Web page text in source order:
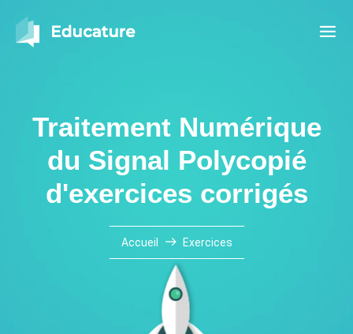
Traitement Numérique
du Signal Polycopié
d'exercices corrigés
Accueil Exercices